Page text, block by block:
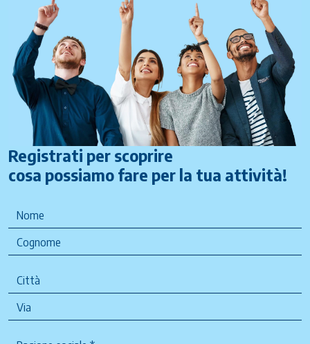
Registrati per scoprire
cosa possiamo fare per la tua attività!